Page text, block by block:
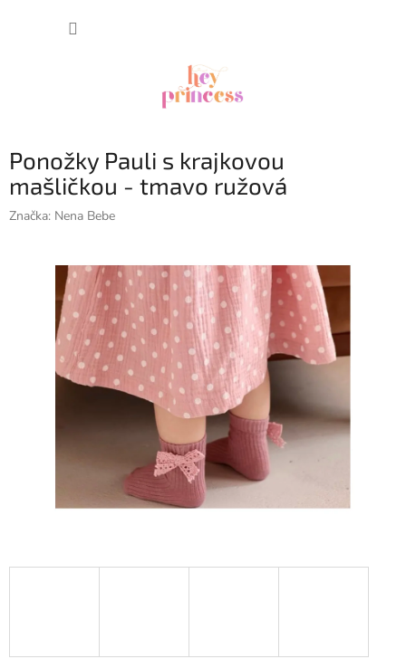
Ponožky Pauli s krajkovou
mašličkou - tmavo ružová
Značka: Nena Bebe